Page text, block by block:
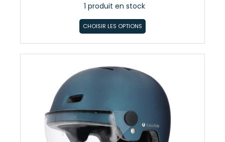
1 produit en stock
CHOISIR LES OPTIONS